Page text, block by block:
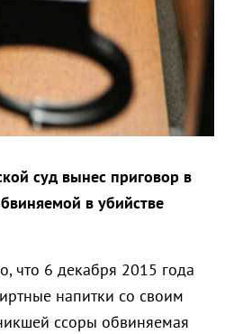
суд вынес приговор в
в убийстве
что 6 декабря 2015 года
напитки со своим
ссоры обвиняемая